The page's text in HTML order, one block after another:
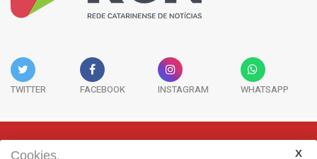
TWITTER FACEBOOK INSTAGRAM WHATSAPP
Rua Adolfo Melo, 38 - Sala 902 - Centro | Florianópolis-SC | CEP:
Cookies.